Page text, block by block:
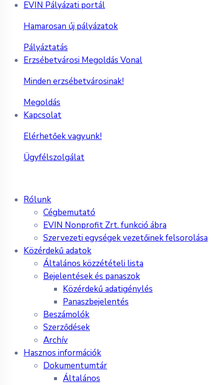
EVIN Pályázati portál
Hamarosan új pályázatok
Pályáztatás
Erzsébetvárosi Megoldás Vonal
Minden erzsébetvárosinak!
Megoldás
Kapcsolat
Elérhetőek vagyunk!
Ügyfélszolgálat
Rólunk
Cégbemutató
EVIN Nonprofit Zrt. funkció ábra
Szervezeti egységek vezetőinek felsorolása
Közérdekű adatok
Általános közzétételi lista
Bejelentések és panaszok
Közérdekű adatigénylés
Panaszbejelentés
Beszámolók
Szerződések
Archív
Hasznos információk
Dokumentumtár
Általános